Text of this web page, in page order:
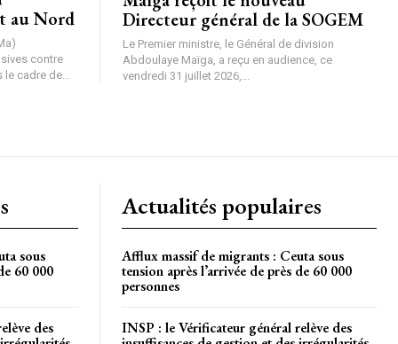
au Nord
contre
cadre de...
Directeur général de la SOGEM
Le Premier ministre, le Général de division
Abdoulaye Maïga, a reçu en audience, ce
vendredi 31 juillet 2026,...
sous
60 000
des
Actualités populaires
Afflux massif de migrants : Ceuta sous
tension après l’arrivée de près de 60 000
personnes
INSP : le Vérificateur général relève des